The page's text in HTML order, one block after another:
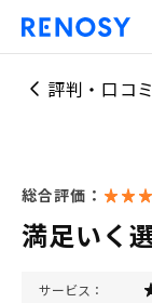
評判・口コ
総合評価：
満足いく
サービス：